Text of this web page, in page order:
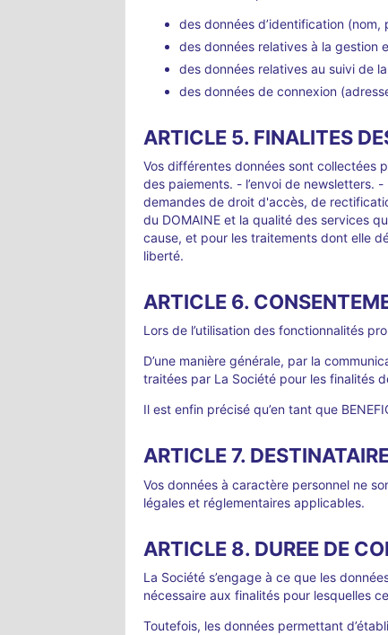
des données d’identification
des données relatives à la gestion
des données relatives au suivi de
des données de connexion
ARTICLE 5. FINALITES
Vos différentes données sont collectées
des paiements. - l’envoi de newsletters.
demandes de droit d'accès, de
du DOMAINE et la qualité des services
cause, et pour les traitements dont elle
liberté.
ARTICLE 6.
Lors de l’utilisation des fonctionnalités
D’une manière générale, par la
traitées par La Société pour les finalités
Il est enfin précisé qu’en tant que
ARTICLE 7.
Vos données à caractère personnel ne
légales et réglementaires applicables.
ARTICLE 8. DUREE DE
La Société s’engage à ce que les
nécessaire aux finalités pour lesquelles
Toutefois, les données permettant